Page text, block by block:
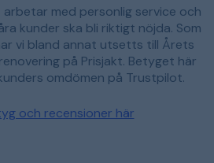
arbetar med personlig service och
kunder ska bli riktigt nöjda. Som
vi bland annat utsetts till Årets
på Prisjakt. Betyget här
omdömen på Trustpilot.
och recensioner här